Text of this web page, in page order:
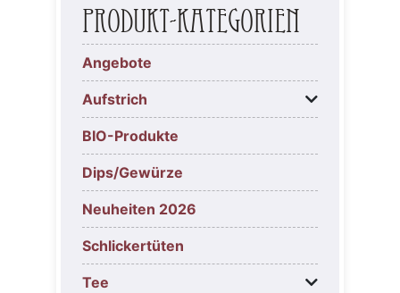
Produkt-Kategorien
Angebote
Aufstrich
BIO-Produkte
Dips/Gewürze
Neuheiten 2026
Schlickertüten
Tee